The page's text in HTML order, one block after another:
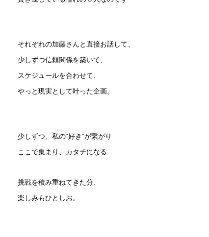
それぞれの加藤さんと直接お話して、
少しずつ信頼関係を築いて、
スケジュールを合わせて、
やっと現実として叶った企画。
少しずつ、私の“好き”が繋がり
ここで集まり、カタチになる
挑戦を積み重ねてきた分、
楽しみもひとしお。